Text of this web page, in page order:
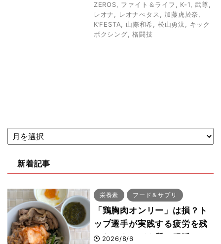
ZEROS
ファイト＆ライフ K-1 ,武尊
レオナ
レオナぺタス 加藤虎於奈
K’FESTA
山際和希 松山勇汰
キック
ボクシング ,格闘技
新着記事
栄養素 フード＆サプリ
「鶏胸肉オンリー」は損？ト
ップ選手が実践する疲労を残
さないタンパク質＆腸活コン
2026/8/6